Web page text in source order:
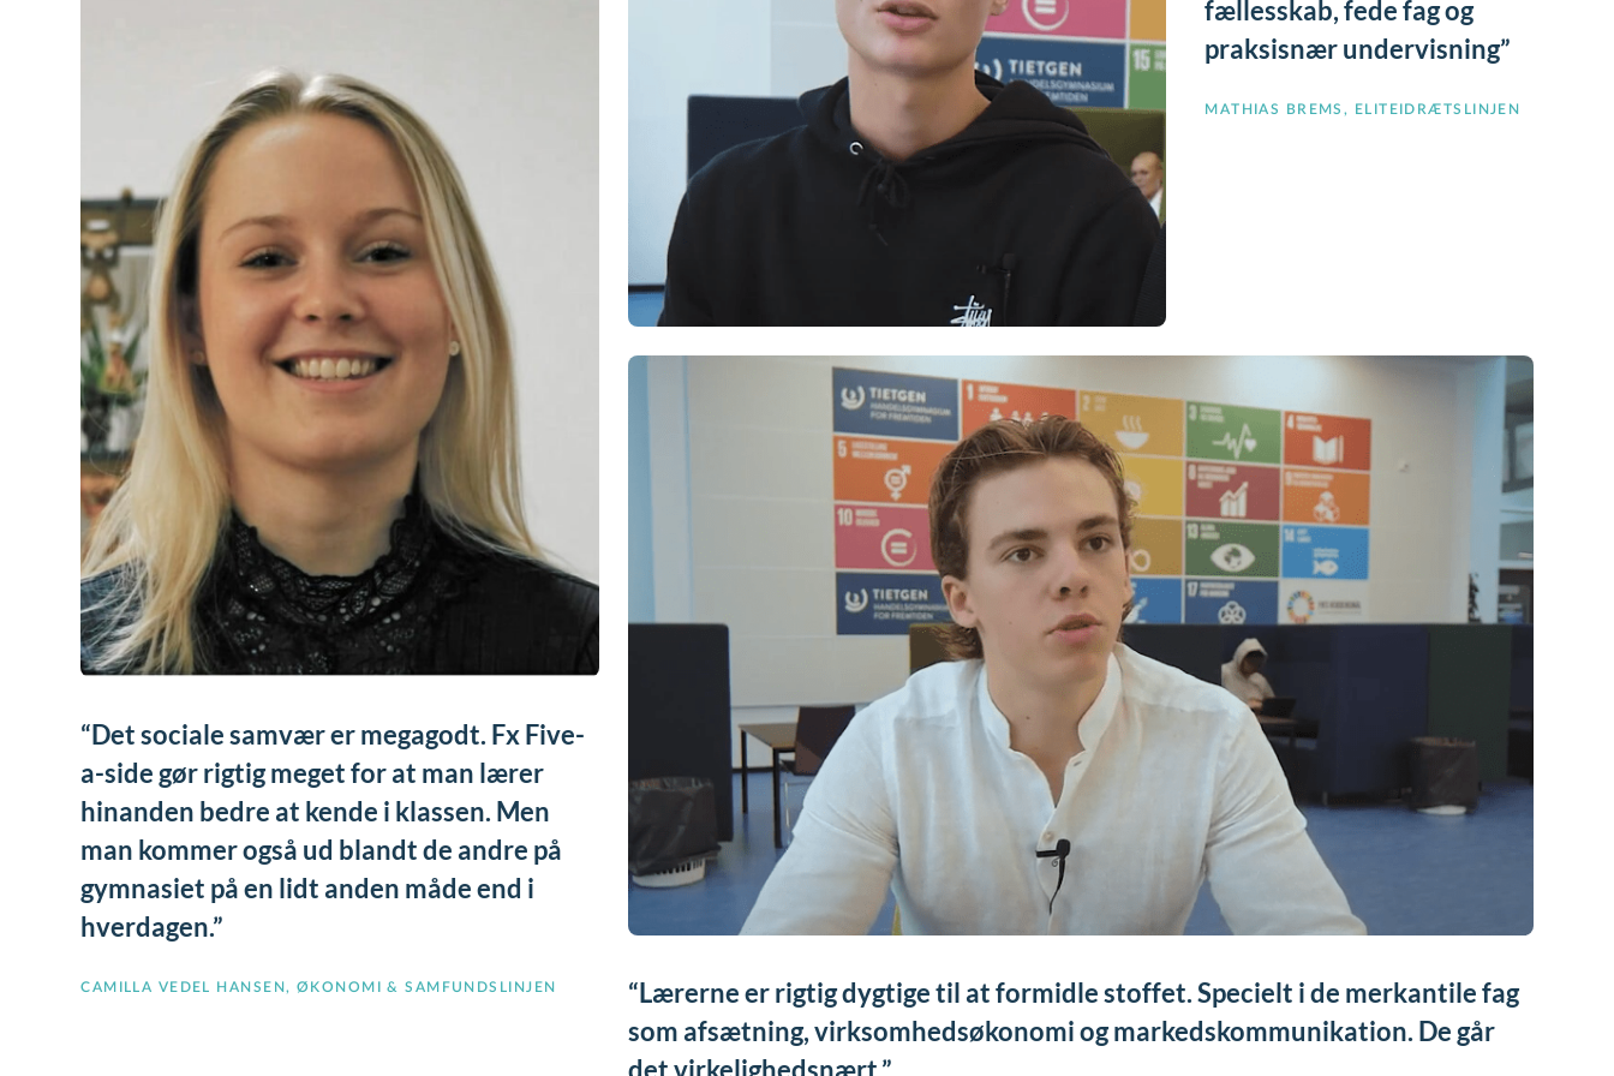
Det sociale samvær er megagodt. Fx Five-
a-side gør rigtig meget for at man lærer
hinanden bedre at kende i klassen. Men
man kommer også ud blandt de andre på
gymnasiet på en lidt anden måde end i
hverdagen.
CAMILLA VEDEL HANSEN, ØKONOMI & SAMFUNDSLINJEN
fællesskab, fede fag og
praksisnær undervisning
MATHIAS BREMS, ELITEIDRÆTSLINJEN
Lærerne er rigtig dygtige til at formidle stoffet. Specielt i de merkantile fag
som afsætning, virksomhedsøkonomi og markedskommunikation. De går
det virkelighedsnært.